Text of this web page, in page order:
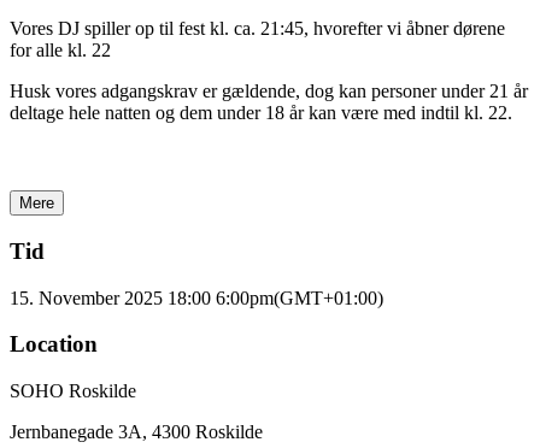
Vores DJ spiller op til fest kl. ca. 21:45, hvorefter vi åbner dørene
for alle kl. 22
Husk vores adgangskrav er gældende, dog kan personer under 21 år
deltage hele natten og dem under 18 år kan være med indtil kl. 22.
Mere
Tid
15. November 2025 18:00 6:00pm(GMT+01:00)
Location
SOHO Roskilde
Jernbanegade 3A, 4300 Roskilde